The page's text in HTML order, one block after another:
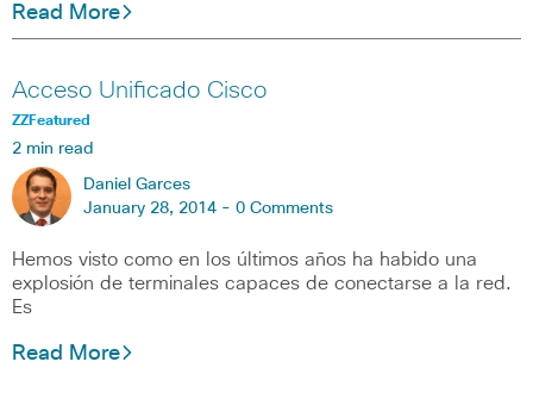
Read More
Acceso Unificado Cisco
ZZFeatured
2 min read
Daniel Garces
January 28, 2014 - 0 Comments
Hemos visto como en los últimos años ha habido una
explosión de terminales capaces de conectarse a la red.
Es
Read More